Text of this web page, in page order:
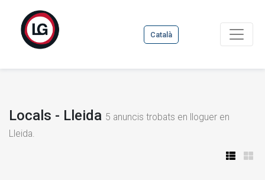
Català
Locals - Lleida 5 anuncis trobats en lloguer en
Lleida.